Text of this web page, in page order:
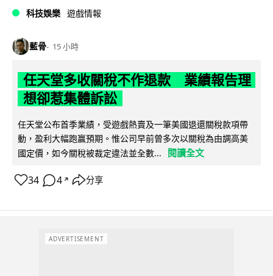
科技娛樂 遊戲情報
藍骨 15 小時
任天堂多收關稅不作退款 業績報告理
想卻惹集體訴訟
任天堂公布首季業績，受遊戲熱賣及一筆美國退還關稅款項帶
動，盈利大幅跑贏預期。惟公司早前曾多次以關稅為由調高美
國定價，如今關稅被裁定違法並全數...
閱讀全文
34 4 ↗ 分享
ADVERTISEMENT